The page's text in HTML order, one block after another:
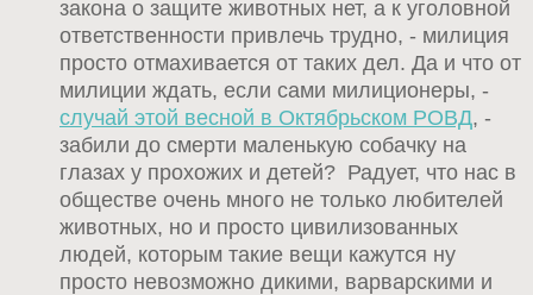
закона о защите животных нет, а к уголовной
ответственности привлечь трудно, - милиция
просто отмахивается от таких дел. Да и что от
милиции ждать, если сами милиционеры, -
случай этой весной в Октябрьском РОВД, -
забили до смерти маленькую собачку на
глазах у прохожих и детей? Радует, что нас в
обществе очень много не только любителей
животных, но и просто цивилизованных
людей, которым такие вещи кажутся ну
просто невозможно дикими, варварскими и